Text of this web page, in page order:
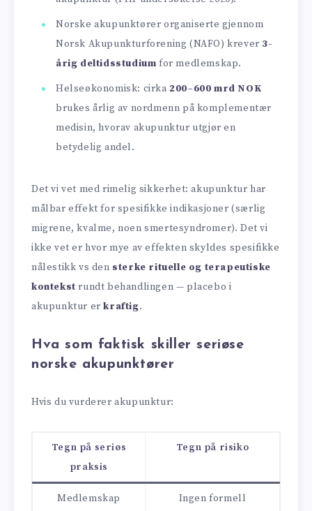
Norske akupunktører organiserte gjennom
Norsk Akupunktur­forening (NAFO) krever 3-
årig deltidsstudium for medlemskap.
Helseøkonomisk: cirka 200–600 mrd NOK
brukes årlig av nordmenn på komplementær
medisin, hvorav akupunktur utgjør en
betydelig andel.
Det vi vet med rimelig sikkerhet: akupunktur har
målbar effekt for spesifikke indikasjoner (særlig
migrene, kvalme, noen smertesyndromer). Det vi
ikke vet er hvor mye av effekten skyldes spesifikke
nålestikk vs den sterke rituelle og terapeutiske
kontekst rundt behandlingen — placebo i
akupunktur erkraftig.
Hva som faktisk skiller seriøse
norske akupunktører
Hvis du vurderer akupunktur:
Tegn på seriøs
praksis
Tegn på risiko
Medlemskap
Ingen formell